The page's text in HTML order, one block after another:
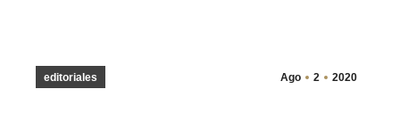
Ago 2 2020
editoriales